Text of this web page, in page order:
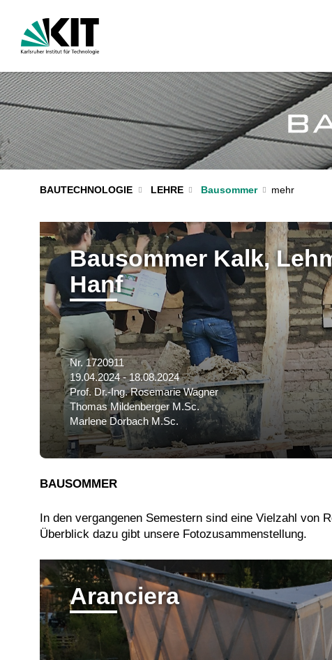
BAUTECHNOLOGIE LEHRE Bausommer
Bausommer Kalk, Lehm und
Hanf
Nr. 1720911
19.04.2024 - 18.08.2024
Prof. Dr.-Ing. Rosemarie Wagner
Thomas Mildenberger M.Sc.
Marlene Dorbach M.Sc.
BAUSOMMER
In den vergangenen Semestern sind eine Vielzahl von
Überblick dazu gibt unsere Fotozusammenstellung.
Aranciera